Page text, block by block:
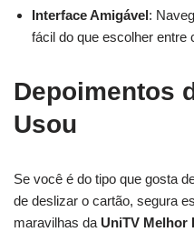
Interface Amigável:
fácil do que escolher entre
Depoimentos
Usou
Se você é do tipo que gosta
de deslizar o cartão, segura
maravilhas da UniTV Melhor